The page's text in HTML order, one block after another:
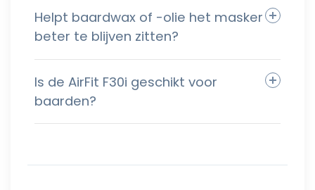
Helpt baardwax of -olie het masker
beter te blijven zitten?
Is de AirFit F30i geschikt voor
baarden?